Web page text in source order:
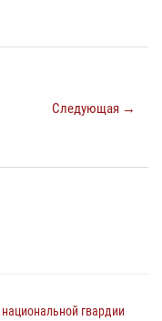
Следующая →
гвардии